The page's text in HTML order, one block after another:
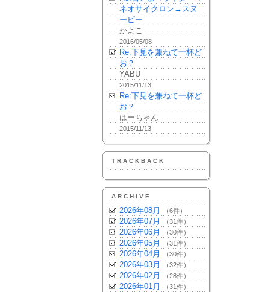
ネオサイクロン→スヌ
ーピー
かよこ
2016/05/08
Re:下見を兼ねて一杯ど
お？
YABU
2015/11/13
Re:下見を兼ねて一杯ど
お？
はーちゃん
2015/11/13
TRACKBACK
ARCHIVE
2026年08月 （6件）
2026年07月 （31件）
2026年06月 （30件）
2026年05月 （31件）
2026年04月 （30件）
2026年03月 （32件）
2026年02月 （28件）
2026年01月 （31件）